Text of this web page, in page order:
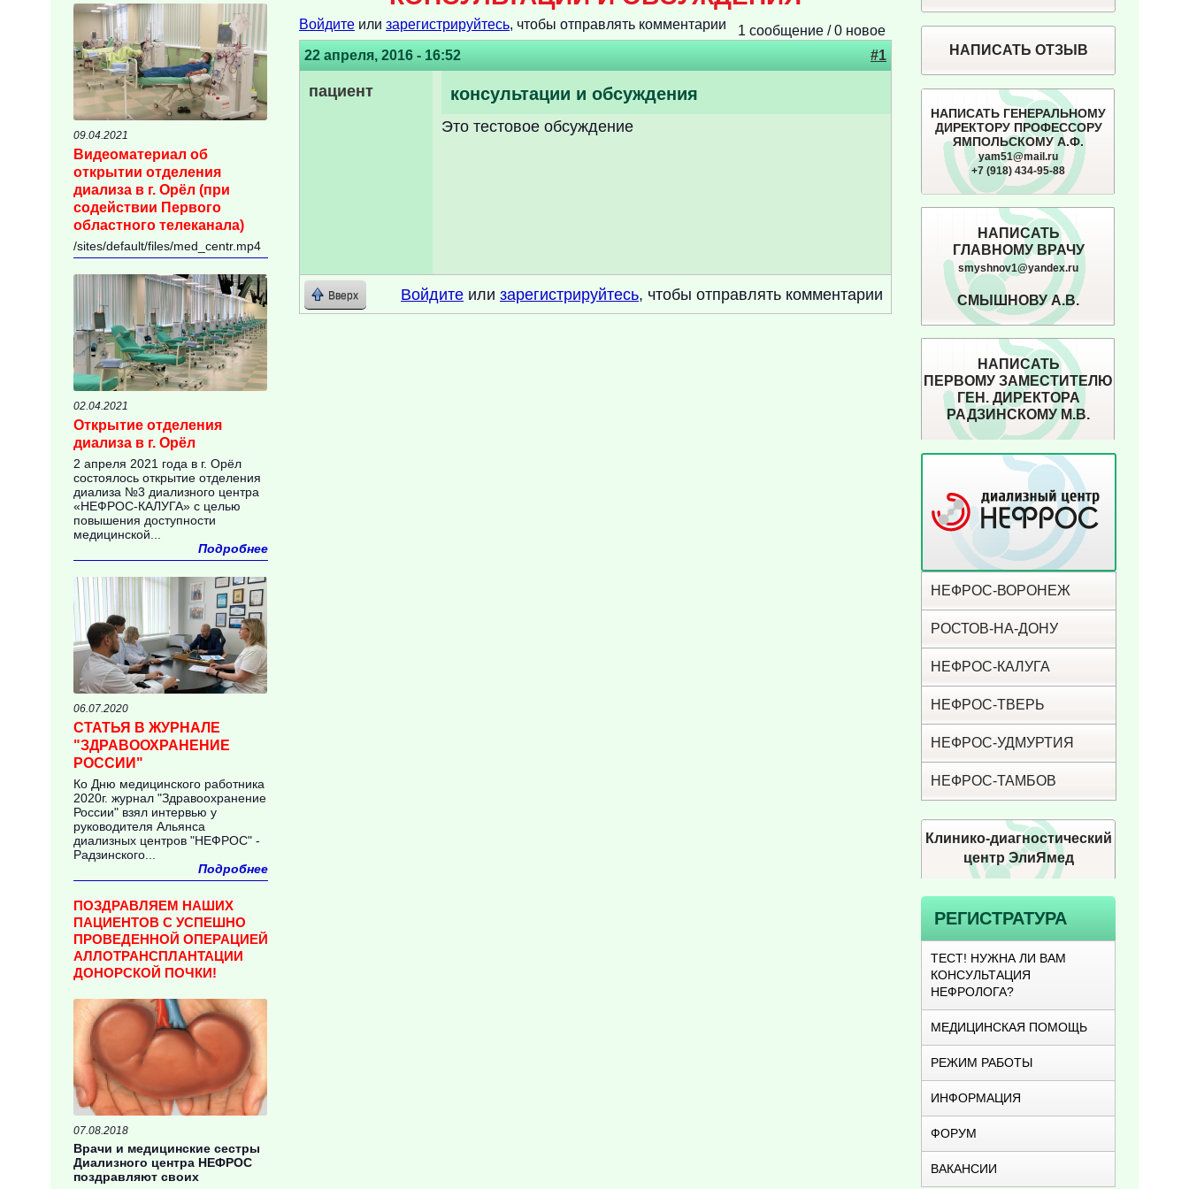
1 сообщение / 0 новое
Войдите или зарегистрируйтесь, чтобы отправлять комментарии
22 апреля, 2016 - 16:52 #1
пациент консультации и обсуждения
Это тестовое обсуждение
Вверх Войдите или зарегистрируйтесь, чтобы отправлять комментарии
09.04.2021
Видеоматериал об
открытии отделения
диализа в г. Орёл (при
содействии Первого
областного телеканала)
/sites/default/files/med_centr.mp4
02.04.2021
Открытие отделения
диализа в г. Орёл
2 апреля 2021 года в г. Орёл
состоялось открытие отделения
диализа №3 диализного центра
«НЕФРОС-КАЛУГА» с целью
повышения доступности
медицинской...
Подробнее
06.07.2020
СТАТЬЯ В ЖУРНАЛЕ
"ЗДРАВООХРАНЕНИЕ
РОССИИ"
Ко Дню медицинского работника
2020г. журнал "Здравоохранение
России" взял интервью у
руководителя Альянса
диализных центров "НЕФРОС" -
Радзинского...
Подробнее
ПОЗДРАВЛЯЕМ НАШИХ
ПАЦИЕНТОВ С УСПЕШНО
ПРОВЕДЕННОЙ ОПЕРАЦИЕЙ
АЛЛОТРАНСПЛАНТАЦИИ
ДОНОРСКОЙ ПОЧКИ!
07.08.2018
Врачи и медицинские сестры
Диализного центра НЕФРОС
поздравляют своих
НАПИСАТЬ ОТЗЫВ
НАПИСАТЬ ГЕНЕРАЛЬНОМУ
ДИРЕКТОРУ ПРОФЕССОРУ
ЯМПОЛЬСКОМУ А.Ф.
yam51@mail.ru
+7 (918) 434-95-88
НАПИСАТЬ
ГЛАВНОМУ ВРАЧУ
smyshnov1@yandex.ru
СМЫШНОВУ А.В.
НАПИСАТЬ
ПЕРВОМУ ЗАМЕСТИТЕЛЮ
ГЕН. ДИРЕКТОРА
РАДЗИНСКОМУ М.В.
НЕФРОС-ВОРОНЕЖ
РОСТОВ-НА-ДОНУ
НЕФРОС-КАЛУГА
НЕФРОС-ТВЕРЬ
НЕФРОС-УДМУРТИЯ
НЕФРОС-ТАМБОВ
Клинико-диагностический
центр ЭлиЯмед
РЕГИСТРАТУРА
ТЕСТ! НУЖНА ЛИ ВАМ
КОНСУЛЬТАЦИЯ
НЕФРОЛОГА?
МЕДИЦИНСКАЯ ПОМОЩЬ
РЕЖИМ РАБОТЫ
ИНФОРМАЦИЯ
ФОРУМ
ВАКАНСИИ